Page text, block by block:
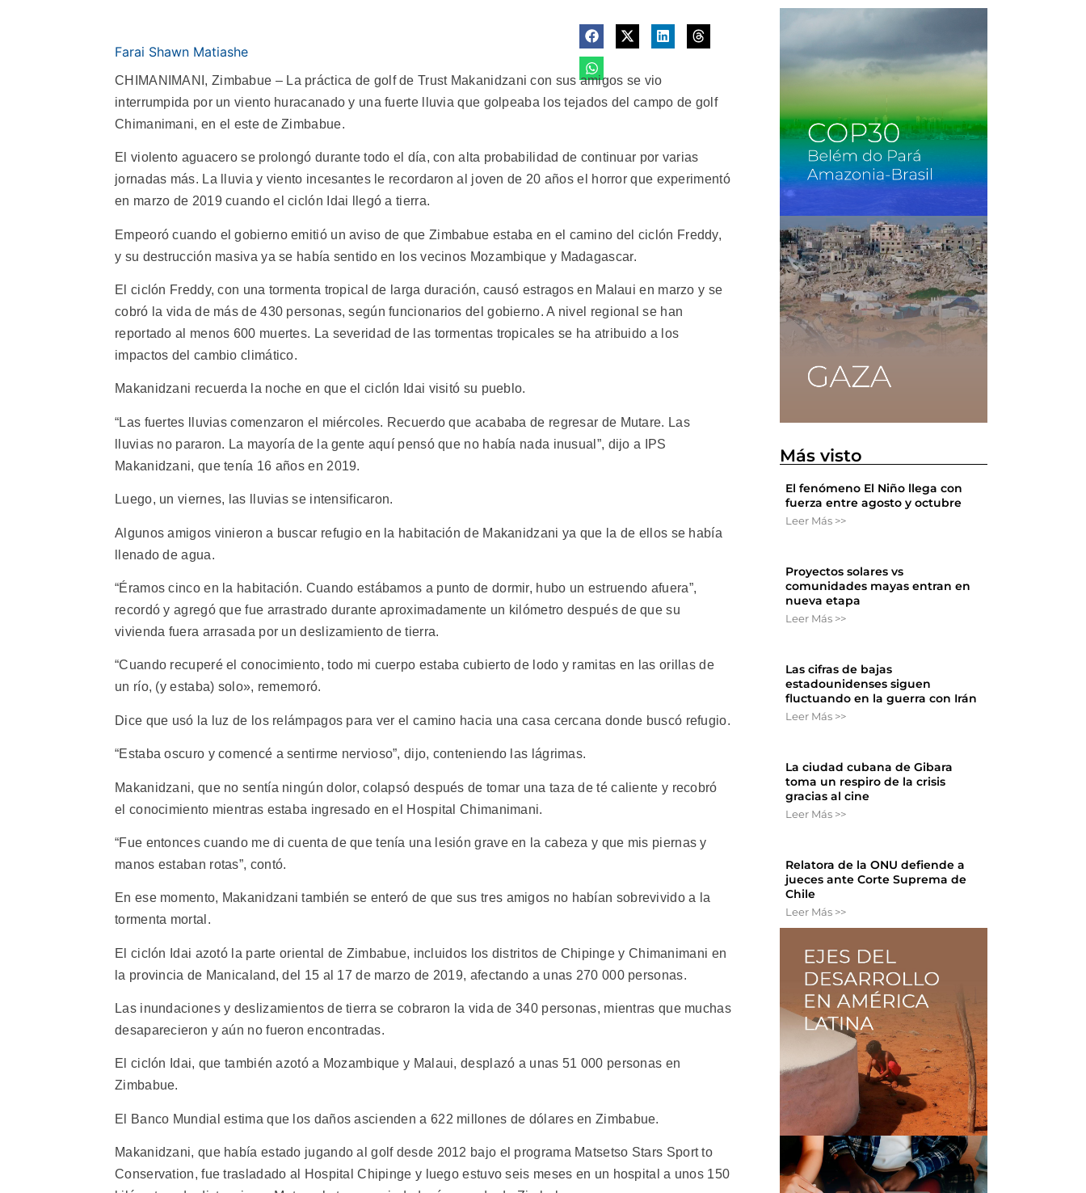
Farai Shawn Matiashe
CHIMANIMANI, Zimbabue – La práctica de golf de Trust Makanidzani con sus amigos se vio
interrumpida por un viento huracanado y una fuerte lluvia que golpeaba los tejados del campo de golf
Chimanimani, en el este de Zimbabue.
El violento aguacero se prolongó durante todo el día, con alta probabilidad de continuar por varias
jornadas más. La lluvia y viento incesantes le recordaron al joven de 20 años el horror que experimentó
en marzo de 2019 cuando el ciclón Idai llegó a tierra.
Empeoró cuando el gobierno emitió un aviso de que Zimbabue estaba en el camino del ciclón Freddy,
y su destrucción masiva ya se había sentido en los vecinos Mozambique y Madagascar.
El ciclón Freddy, con una tormenta tropical de larga duración, causó estragos en Malaui en marzo y se
cobró la vida de más de 430 personas, según funcionarios del gobierno. A nivel regional se han
reportado al menos 600 muertes. La severidad de las tormentas tropicales se ha atribuido a los
impactos del cambio climático.
Makanidzani recuerda la noche en que el ciclón Idai visitó su pueblo.
“Las fuertes lluvias comenzaron el miércoles. Recuerdo que acababa de regresar de Mutare. Las
lluvias no pararon. La mayoría de la gente aquí pensó que no había nada inusual”, dijo a IPS
Makanidzani, que tenía 16 años en 2019.
Luego, un viernes, las lluvias se intensificaron.
Algunos amigos vinieron a buscar refugio en la habitación de Makanidzani ya que la de ellos se había
llenado de agua.
“Éramos cinco en la habitación. Cuando estábamos a punto de dormir, hubo un estruendo afuera”,
recordó y agregó que fue arrastrado durante aproximadamente un kilómetro después de que su
vivienda fuera arrasada por un deslizamiento de tierra.
“Cuando recuperé el conocimiento, todo mi cuerpo estaba cubierto de lodo y ramitas en las orillas de
un río, (y estaba) solo», rememoró.
Dice que usó la luz de los relámpagos para ver el camino hacia una casa cercana donde buscó refugio.
“Estaba oscuro y comencé a sentirme nervioso”, dijo, conteniendo las lágrimas.
Makanidzani, que no sentía ningún dolor, colapsó después de tomar una taza de té caliente y recobró
el conocimiento mientras estaba ingresado en el Hospital Chimanimani.
“Fue entonces cuando me di cuenta de que tenía una lesión grave en la cabeza y que mis piernas y
manos estaban rotas”, contó.
En ese momento, Makanidzani también se enteró de que sus tres amigos no habían sobrevivido a la
tormenta mortal.
El ciclón Idai azotó la parte oriental de Zimbabue, incluidos los distritos de Chipinge y Chimanimani en
la provincia de Manicaland, del 15 al 17 de marzo de 2019, afectando a unas 270 000 personas.
Las inundaciones y deslizamientos de tierra se cobraron la vida de 340 personas, mientras que muchas
desaparecieron y aún no fueron encontradas.
El ciclón Idai, que también azotó a Mozambique y Malaui, desplazó a unas 51 000 personas en
Zimbabue.
El Banco Mundial estima que los daños ascienden a 622 millones de dólares en Zimbabue.
Makanidzani, que había estado jugando al golf desde 2012 bajo el programa Matsetso Stars Sport to
Conservation, fue trasladado al Hospital Chipinge y luego estuvo seis meses en un hospital a unos 150
Más visto
El fenómeno El Niño llega con
fuerza entre agosto y octubre
Leer Más >>
Proyectos solares vs
comunidades mayas entran en
nueva etapa
Leer Más >>
Las cifras de bajas
estadounidenses siguen
fluctuando en la guerra con Irán
Leer Más >>
La ciudad cubana de Gibara
toma un respiro de la crisis
gracias al cine
Leer Más >>
Relatora de la ONU defiende a
jueces ante Corte Suprema de
Chile
Leer Más >>